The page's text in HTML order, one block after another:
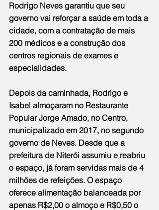
Rodrigo Neves garantiu que seu
governo vai reforçar a saúde em toda a
cidade, com a contratação de mais
200 médicos e a construção dos
centros regionais de exames e
especialidades.
Depois da caminhada, Rodrigo e
Isabel almoçaram no Restaurante
Popular Jorge Amado, no Centro,
municipalizado em 2017, no segundo
governo de Neves. Desde que a
prefeitura de Niterói assumiu e reabriu
o espaço, já foram servidas mais de 4
milhões de refeições. O espaço
oferece alimentação balanceada por
apenas R$2,00 o almoço e R$0,50 o